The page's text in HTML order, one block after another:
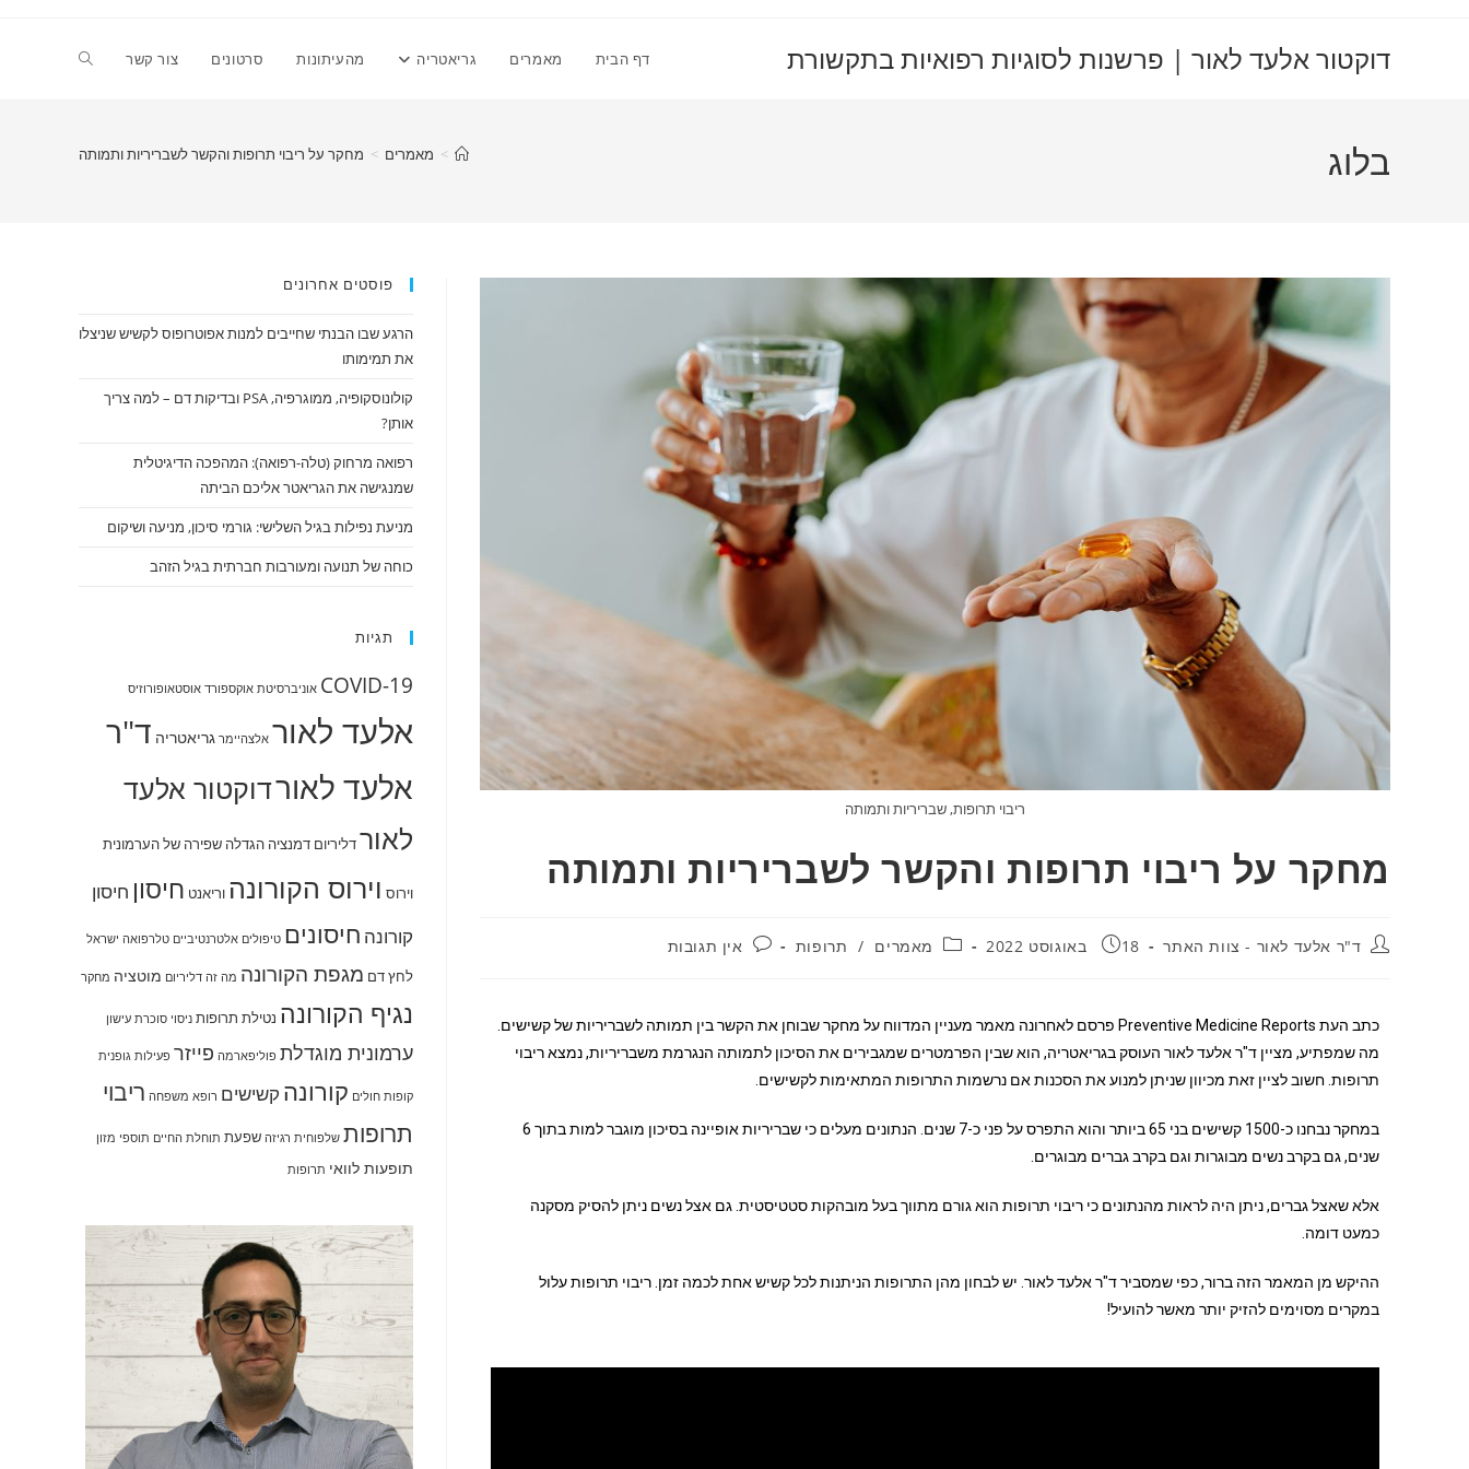
דוקטור אלעד לאור | פרשנות לסוגיות רפואיות בתקשורת דף הבית מאמרים גריאטריה מהעיתונות סרטונים צור קשר
בלוג > מאמרים > מחקר על ריבוי תרופות והקשר לשבריריות ותמותה
ריבוי תרופות, שבריריות ותמותה
מחקר על ריבוי תרופות והקשר לשבריריות ותמותה
ד"ר אלעד לאור - צוות האתר 18 באוגוסט 2022 מאמרים / תרופות אין תגובות
כתב העת Preventive Medicine Reports פרסם לאחרונה מאמר מעניין המדווח על מחקר שבוחן את הקשר בין תמותה לשבריריות של קשישים.
מה שמפתיע, מציין ד"ר אלעד לאור העוסק בגריאטריה, הוא שבין הפרמטרים שמגבירים את הסיכון לתמותה הנגרמת משבריריות, נמצא ריבוי
תרופות. חשוב לציין זאת מכיוון שניתן למנוע את הסכנות אם נרשמות התרופות המתאימות לקשישים.
במחקר נבחנו כ-1500 קשישים בני 65 ביותר והוא התפרס על פני כ-7 שנים. הנתונים מעלים כי שבריריות אופיינה בסיכון מוגבר למות בתוך 6
שנים, גם בקרב נשים מבוגרות וגם בקרב גברים מבוגרים.
אלא שאצל גברים, ניתן היה לראות מהנתונים כי ריבוי תרופות הוא גורם מתווך בעל מובהקות סטטיסטית. גם אצל נשים ניתן להסיק מסקנה
כמעט דומה.
ההיקש מן המאמר הזה ברור, כפי שמסביר ד"ר אלעד לאור. יש לבחון מהן התרופות הניתנות לכל קשיש אחת לכמה זמן. ריבוי תרופות עלול
במקרים מסוימים להזיק יותר מאשר להועיל!
פוסטים אחרונים
הרגע שבו הבנתי שחייבים למנות אפוטרופוס לקשיש שניצלו
את תמימותו
קולונוסקופיה, ממוגרפיה, PSA ובדיקות דם – למה צריך
אותן?
רפואה מרחוק (טלה-רפואה): המהפכה הדיגיטלית
שמנגישה את הגריאטר אליכם הביתה
מניעת נפילות בגיל השלישי: גורמי סיכון, מניעה ושיקום
כוחה של תנועה ומעורבות חברתית בגיל הזהב
תגיות
COVID-19 אוניברסיטת אוקספורד אוסטאופורוזיס
אלעד לאור אלצהיימר גריאטריה ד"ר
אלעד לאורדוקטור אלעד
לאורדליריום דמנציה הגדלה שפירה של הערמונית
וירוס וירוס הקורונה וריאנט חיסון חיסון
קורונה חיסונים טיפולים אלטרנטיביים טלרפואה ישראל
לחץ דם מגפת הקורונה מה זה דליריום מוטציה מחקר
נגיף הקורונה נטילת תרופות ניסוי סוכרת עישון
ערמונית מוגדלת פוליפארמה פייזר פעילות גופנית
קופות חולים קורונה קשישים רופא משפחה ריבוי
תרופות שלפוחית רגיזה שפעת תוחלת החיים תוספי מזון
תופעות לוואי תרופות